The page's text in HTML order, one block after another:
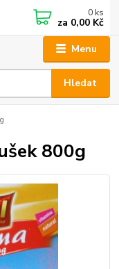
Menu
Hledat
0 ks
za 0,00 Kč
800g